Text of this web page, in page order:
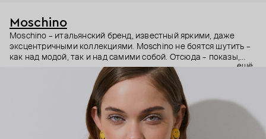
Moschino
Moschino – итальянский бренд, известный яркими, даже
эксцентричными коллекциями. Moschino не боятся шутить –
как над модой, так и над самими собой. Отсюда – показы,
мгновенно становящиеся главными событиями, вирусные
выходы селебрити (помните Кэти Перри в платье-люстре на
бале Института костюма Met Gala в 2019 году?) и
коллаборации с самыми неожиданными кандидатами, от
«Улицы Сезам» до The Sims. Украшения бренда –
гипертрофированно праздничные, практически
нарисованные: с кристаллами размером с ладонь и будто бы
ещё